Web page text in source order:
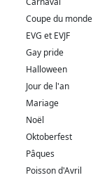
Coupe du monde
EVG et EVJF
Gay pride
Halloween
Jour de l'an
Mariage
Noël
Oktoberfest
Pâques
Poisson d'Avril